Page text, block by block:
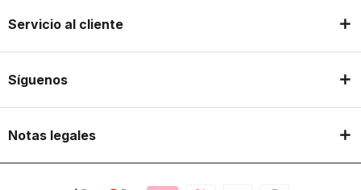
Servicio al cliente
Síguenos
Notas legales